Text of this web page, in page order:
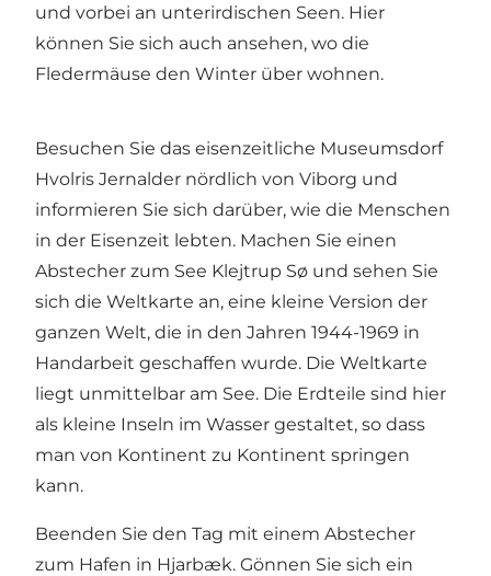
und vorbei an unterirdischen Seen. Hier
können Sie sich auch ansehen, wo die
Fledermäuse den Winter über wohnen.
Besuchen Sie das eisenzeitliche Museumsdorf
Hvolris Jernalder nördlich von Viborg und
informieren Sie sich darüber, wie die Menschen
in der Eisenzeit lebten. Machen Sie einen
Abstecher zum See Klejtrup Sø und sehen Sie
sich die Weltkarte an, eine kleine Version der
ganzen Welt, die in den Jahren 1944-1969 in
Handarbeit geschaffen wurde. Die Weltkarte
liegt unmittelbar am See. Die Erdteile sind hier
als kleine Inseln im Wasser gestaltet, so dass
man von Kontinent zu Kontinent springen
kann.
Beenden Sie den Tag mit einem Abstecher
zum Hafen in Hjarbæk. Gönnen Sie sich ein